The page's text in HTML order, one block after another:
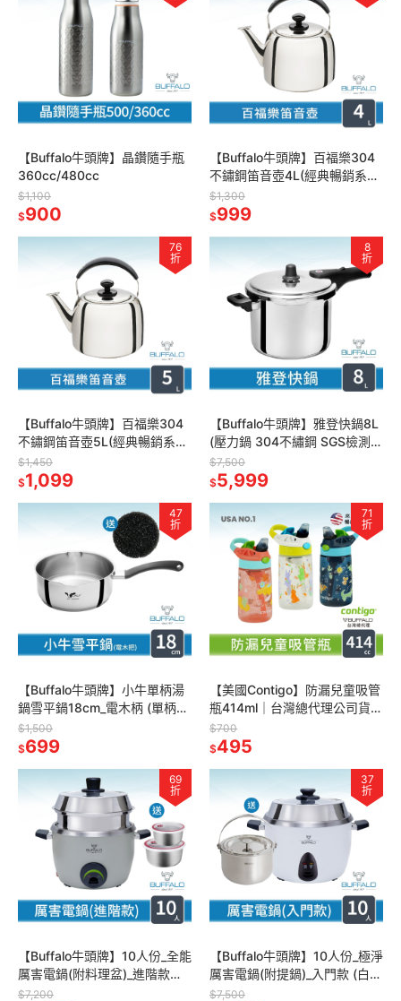
【Buffalo牛頭牌】晶鑽隨手瓶
360cc/480cc
$1,100
$900
【Buffalo牛頭牌】百福樂304
不鏽鋼笛音壺4L(經典暢銷系
列/SGS認證安全無毒/煮水
壺/IH電磁爐適用)
$1,300
$999
76
折
【Buffalo牛頭牌】百福樂304
不鏽鋼笛音壺5L(經典暢銷系
列/SGS認證安全無毒/煮水
壺/IH電磁爐適用)
$1,450
$1,099
8
折
【Buffalo牛頭牌】雅登快鍋8L
(壓力鍋 304不繡鋼 SGS檢測安
全無毒 電磁爐 IH爐 營業用)
$7,500
$5,999
47
折
【Buffalo牛頭牌】小牛單柄湯
鍋雪平鍋18cm_電木柄 (單柄湯
鍋/不挑爐/304不鏽鋼鍋/防燙
把手)
$1,500
$699
71
折
【美國Contigo】防漏兒童吸管
瓶414ml｜台灣總代理公司貨
100%防塵防漏 兒童水壺 水杯
水瓶 吸
$700
$495
69
折
【Buffalo牛頭牌】10人份_全能
厲害電鍋(附料理盆)_進階款
(灰/可分離式牛頭鋼內鍋/304
$7,200
37
折
【Buffalo牛頭牌】10人份_極淨
厲害電鍋(附提鍋)_入門款 (白/
可分離式牛頭鋼內鍋/304不鏽
$7,500